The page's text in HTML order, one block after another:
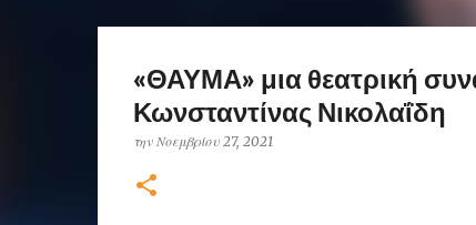
«ΘΑΥΜΑ» μια θεατρική
Κωνσταντίνας Νικολαΐδη
την Νοεμβρίου 27, 2021